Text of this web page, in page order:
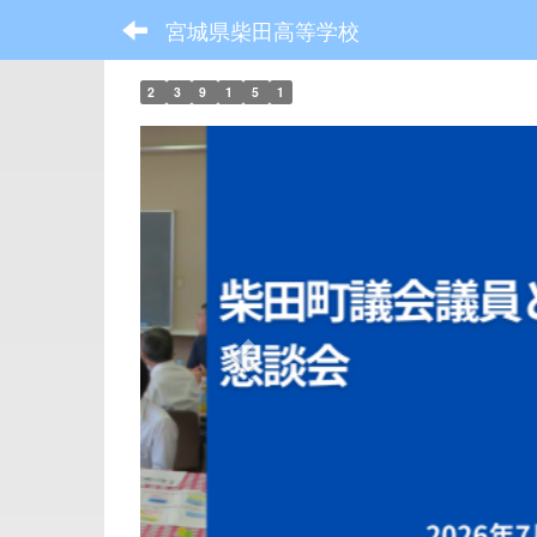
宮城県柴田高等学校
2 3 9 1 5 1
i
o
u
s